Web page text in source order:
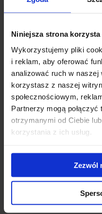
Niniejsza strona
Wykorzystujemy pliki
i reklam, aby oferować
analizować ruch w
korzystasz z naszej
społecznościowym,
Partnerzy mogą
otrzymanymi od Ciebie
korzystania z ich usług.
Zezwól
Bagażnik Thule Evo -
belki WingBar
bagażnik nowej generacji
1